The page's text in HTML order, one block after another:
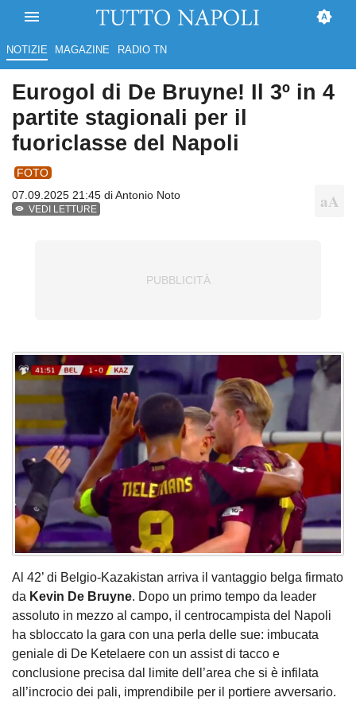
NOTIZIE MAGAZINE RADIO TN
Eurogol di De Bruyne! Il 3º in 4
partite stagionali per il
fuoriclasse del Napoli
FOTO
07.09.2025 21:45 diAntonio Noto
VEDI LETTURE
Al 42’ di Belgio-Kazakistan arriva il vantaggio belga firmato
da Kevin De Bruyne. Dopo un primo tempo da leader
assoluto in mezzo al campo, il centrocampista del Napoli
ha sbloccato la gara con una perla delle sue: imbucata
geniale di De Ketelaere con un assist di tacco e
conclusione precisa dal limite dell’area che si è infilata
all’incrocio dei pali, imprendibile per il portiere avversario.